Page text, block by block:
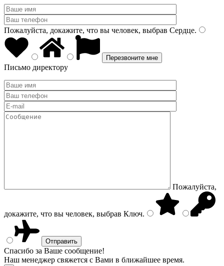
Пожалуйста, докажите, что вы человек, выбрав Сердце.
Письмо директору
Пожалуйста,
докажите, что вы человек, выбрав Ключ.
Спасибо за Ваше сообщение!
Наш менеджер свяжется с Вами в ближайшее время.